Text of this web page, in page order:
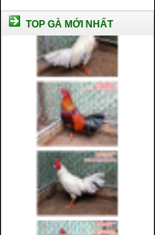
TOP GÀ MỚI NHẤT